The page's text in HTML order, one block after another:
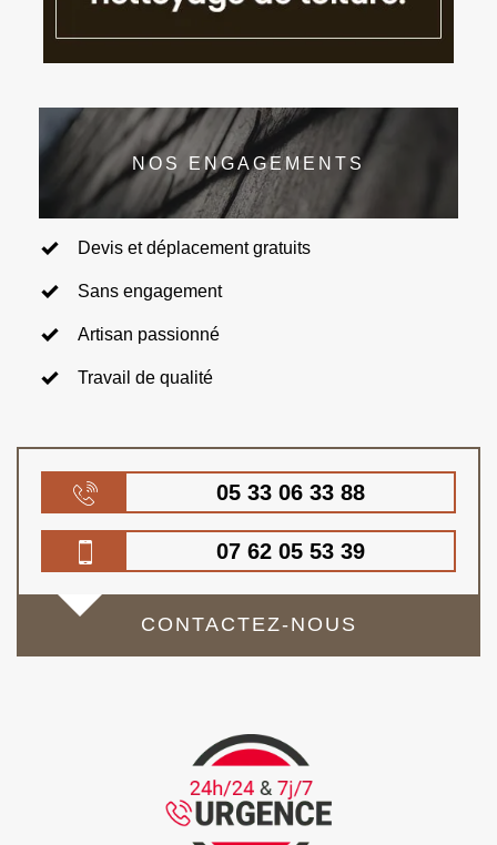
NOS ENGAGEMENTS
Devis et déplacement gratuits
Sans engagement
Artisan passionné
Travail de qualité
05 33 06 33 88
07 62 05 53 39
CONTACTEZ-NOUS